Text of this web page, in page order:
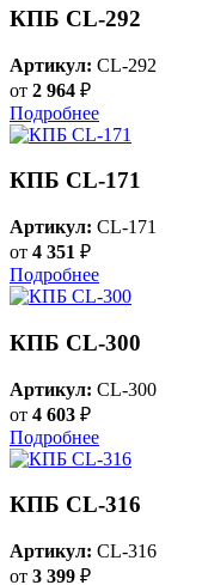
КПБ CL-292
Артикул: CL-292
от 2 964 ₽
Подробнее
КПБ CL-171
Артикул: CL-171
от 4 351 ₽
Подробнее
КПБ CL-300
Артикул: CL-300
от 4 603 ₽
Подробнее
КПБ CL-316
Артикул: CL-316
от 3 399 ₽